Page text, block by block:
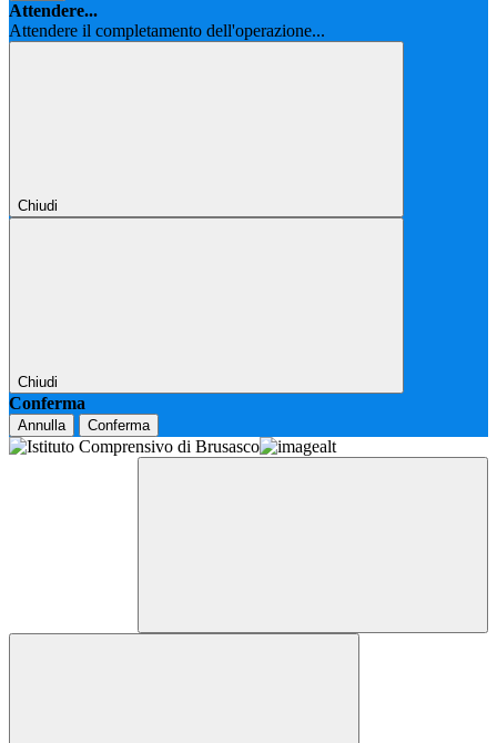
Attendere...
Attendere il completamento dell'operazione...
Chiudi
Chiudi
Conferma
Annulla Conferma